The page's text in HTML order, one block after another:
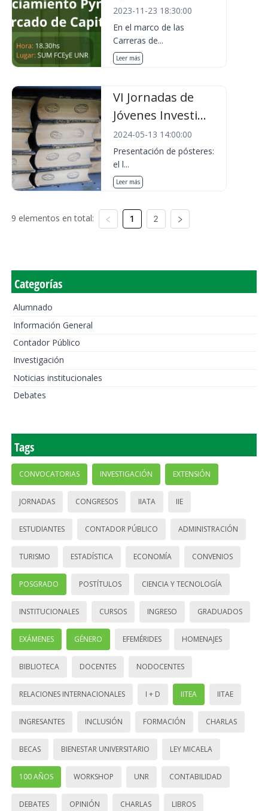
2023-11-23 18:30:00
En el marco de las
Carreras de...
Leer más
VI Jornadas de
Jóvenes Investi...
2024-05-13 14:00:00
Presentación de pósteres:
el l...
Leer más
9 elementos en total: 1 2
Categorías
Alumnado
Información General
Contador Público
Investigación
Noticias institucionales
Debates
Tags
CONVOCATORIAS INVESTIGACIÓN EXTENSIÓN
JORNADAS CONGRESOS IIATA IIE
ESTUDIANTES CONTADOR PÚBLICO ADMINISTRACIÓN
TURISMO ESTADÍSTICA ECONOMÍA CONVENIOS
POSGRADO POSTÍTULOS CIENCIA Y TECNOLOGÍA
INSTITUCIONALES CURSOS INGRESO GRADUADOS
EXÁMENES GÉNERO EFEMÉRIDES HOMENAJES
BIBLIOTECA DOCENTES NODOCENTES
RELACIONES INTERNACIONALES I + D IITEA IITAE
INGRESANTES INCLUSIÓN FORMACIÓN CHARLAS
BECAS BIENESTAR UNIVERSITARIO LEY MICAELA
100 AÑOS WORKSHOP UNR CONTABILIDAD
DEBATES OPINIÓN CHARLAS LIBROS